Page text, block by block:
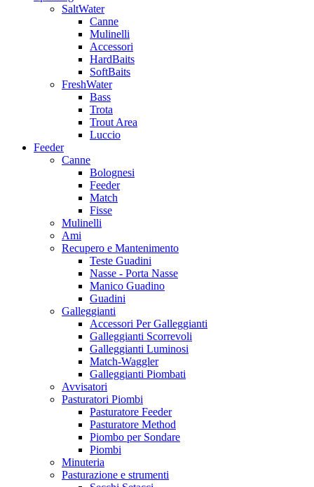
SaltWater
Canne
Mulinelli
Accessori
HardBaits
SoftBaits
FreshWater
Bass
Trota
Trout Area
Luccio
Feeder
Canne
Bolognesi
Feeder
Match
Fisse
Mulinelli
Ami
Recupero e Mantenimento
Teste Guadini
Nasse - Porta Nasse
Manico Guadino
Guadini
Galleggianti
Accessori Per Galleggianti
Galleggianti Scorrevoli
Galleggianti Luminosi
Match-Waggler
Galleggianti Piombati
Avvisatori
Pasturatori Piombi
Pasturatore Feeder
Pasturatore Method
Piombo per Sondare
Piombi
Minuteria
Pasturazione e strumenti